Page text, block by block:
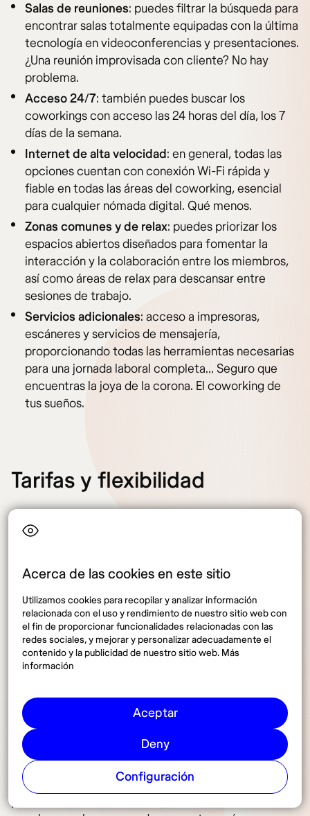
Acerca de las cookies en este sitio
Utilizamos cookies para recopilar y analizar información
relacionada con el uso y rendimiento de nuestro sitio web con
el fin de proporcionar funcionalidades relacionadas con las
redes sociales, y mejorar y personalizar adecuadamente el
contenido y la publicidad de nuestro sitio web. Más
información
Aceptar
Deny
Configuración
Salas de reuniones: puedes filtrar la búsqueda para
encontrar salas totalmente equipadas con la última
tecnología en videoconferencias y presentaciones.
¿Una reunión improvisada con cliente? No hay
problema.
Acceso 24/7: también puedes buscar los
coworkings con acceso las 24 horas del día, los 7
días de la semana.
Internet de alta velocidad: en general, todas las
opciones cuentan con conexión Wi-Fi rápida y
fiable en todas las áreas del coworking, esencial
para cualquier nómada digital. Qué menos.
Zonas comunes y de relax: puedes priorizar los
espacios abiertos diseñados para fomentar la
interacción y la colaboración entre los miembros,
así como áreas de relax para descansar entre
sesiones de trabajo.
Servicios adicionales: acceso a impresoras,
escáneres y servicios de mensajería,
proporcionando todas las herramientas necesarias
para una jornada laboral completa… Seguro que
encuentras la joya de la corona. El coworking de
tus sueños.
Tarifas y flexibilidad
Dado que Coworking Spain es una plataforma de
búsqueda, las tarifas varían mucho, pero al mismo
encuentres la solución que se adapte a tus rutinas de
trabajo y a tus gustos como trabajador en remoto.
Ubicación y accesibilidad
Si la ubicación es un tema que te preocupa,
aprovecha que Coworking Spain publica decenas
(centenares, en realidad) de ubicaciones. Algunas
estratégicamente situadas cerca de puntos clave de
la ciudad y bien conectadas con el transporte
público. Otras, en cambio, aprovechan zonas menos